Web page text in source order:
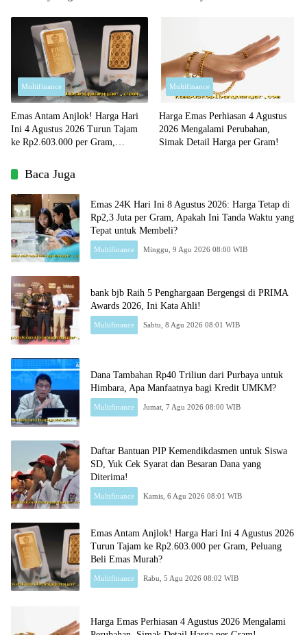
Multifinance
Emas Antam Anjlok! Harga Hari
Ini 4 Agustus 2026 Turun Tajam
ke Rp2.603.000 per Gram,
Multifinance
Harga Emas Perhiasan 4 Agustus
2026 Mengalami Perubahan,
Simak Detail Harga per Gram!
Baca Juga
Emas 24K Hari Ini 8 Agustus 2026: Harga Tetap di
Rp2,3 Juta per Gram, Apakah Ini Tanda Waktu yang
Tepat untuk Membeli?
Multifinance Minggu, 9 Agu 2026 08:00 WIB
bank bjb Raih 5 Penghargaan Bergengsi di PRIMA
Awards 2026, Ini Kata Ahli!
Multifinance Sabtu, 8 Agu 2026 08:01 WIB
Dana Tambahan Rp40 Triliun dari Purbaya untuk
Himbara, Apa Manfaatnya bagi Kredit UMKM?
Multifinance Jumat, 7 Agu 2026 08:00 WIB
Daftar Bantuan PIP Kemendikdasmen untuk Siswa
SD, Yuk Cek Syarat dan Besaran Dana yang
Diterima!
Multifinance Kamis, 6 Agu 2026 08:01 WIB
Emas Antam Anjlok! Harga Hari Ini 4 Agustus 2026
Turun Tajam ke Rp2.603.000 per Gram, Peluang
Beli Emas Murah?
Multifinance Rabu, 5 Agu 2026 08:02 WIB
Harga Emas Perhiasan 4 Agustus 2026 Mengalami